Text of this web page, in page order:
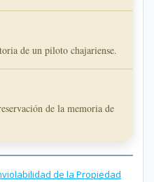
de un piloto chajariense.
de la memoria de
de la Propiedad